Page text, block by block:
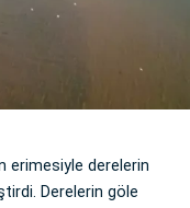
erimesiyle derelerin
Derelerin göle